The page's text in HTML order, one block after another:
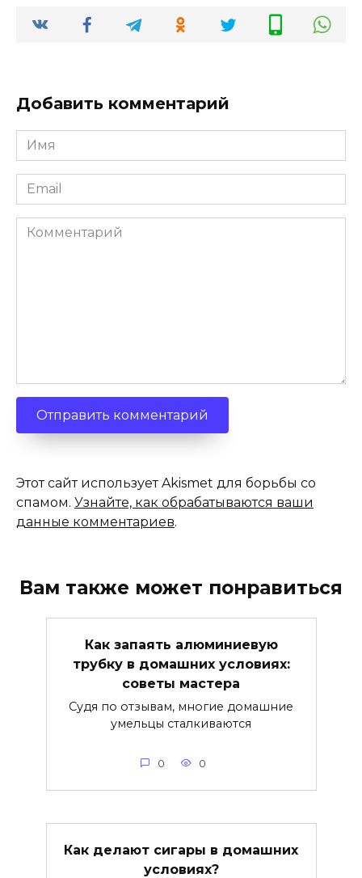
Добавить комментарий
Имя
*
Email
*
Комментарий
Этот сайт использует Akismet для борьбы со
спамом. Узнайте, как обрабатываются ваши
данные комментариев.
Вам также может понравиться
Как запаять алюминиевую
трубку в домашних условиях:
советы мастера
Судя по отзывам, многие домашние
умельцы сталкиваются
0 0
Как делают сигары в домашних
условиях?